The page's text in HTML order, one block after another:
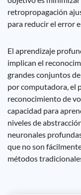
retropropagación
para reducir el error
El aprendizaje
implican el
grandes conjuntos
por computadora, el
reconocimiento de
capacidad para
niveles de
neuronales
que no son
métodos